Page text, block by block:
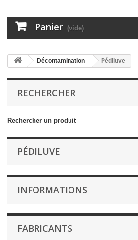
Panier (vide)
Décontamination Pédiluve
RECHERCHER
Rechercher un produit
PÉDILUVE
INFORMATIONS
FABRICANTS